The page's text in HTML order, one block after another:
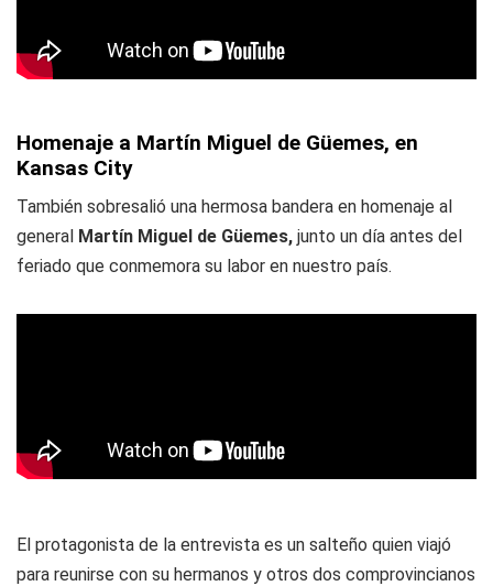
Homenaje a Martín Miguel de Güemes, en
Kansas City
También sobresalió una hermosa bandera en homenaje al
general Martín Miguel de Güemes, junto un día antes del
feriado que conmemora su labor en nuestro país.
El protagonista de la entrevista es un salteño quien viajó
para reunirse con su hermanos y otros dos comprovincianos